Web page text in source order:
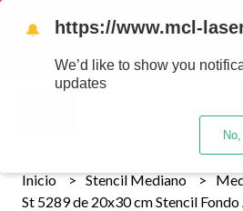
Tenemos envios a todo el pais!........
realizan 48 hs habiles porteriores al
MAYOR se envian 7 dias
Inicio Stencil Mediano
St 5289 de 20x30 cm Stencil
🔔 https://www.mcl-
We’d like to show you
updates